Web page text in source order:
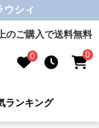
ウシィ
のご購入で送料無料
0 0
ランキング